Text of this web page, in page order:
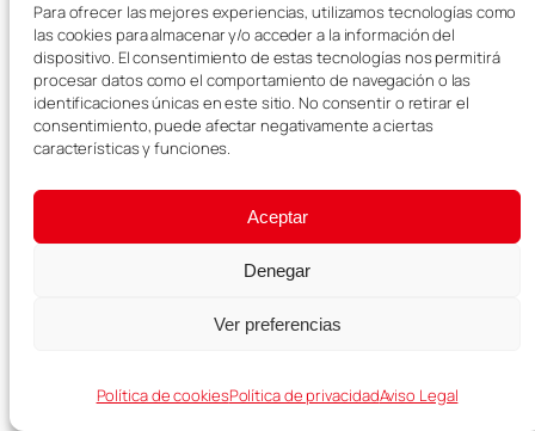
Para ofrecer las mejores experiencias, utilizamos tecnologías como
las cookies para almacenar y/o acceder a la información del
dispositivo. El consentimiento de estas tecnologías nos permitirá
procesar datos como el comportamiento de navegación o las
identificaciones únicas en este sitio. No consentir o retirar el
consentimiento, puede afectar negativamente a ciertas
características y funciones.
Aceptar
Denegar
Ver preferencias
Política de cookiesPolítica de privacidadAviso Legal
Tokio en 4 días: